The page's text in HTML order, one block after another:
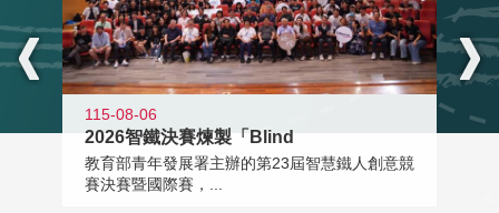
115-08-06
2026智鐵決賽煉製「Blind
教育部青年發展署主辦的第23屆智慧鐵人創意競
賽決賽暨國際賽，...